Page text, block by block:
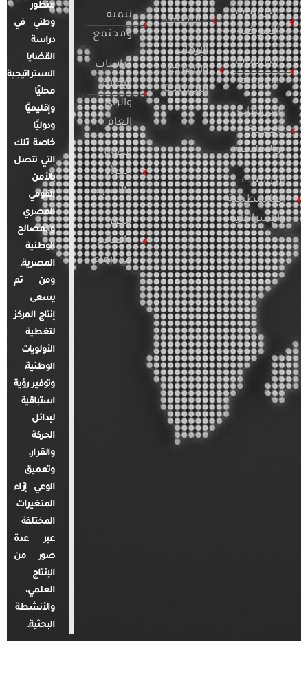
الدراسات
الأمريكية
الدراسات
الأوروبية
الدراسات
العربية
والإقليمية
الدراسات
الفلسطينية
والإسرائيلية
التطرف
الإرهاب
والصراعات
المسلحة
تنمية
ومجتمع
دراسات
الإعلام
والرأي
العام
قضايا
المرأة
والأسرة
مصر
والعالم
في أرقام
منظور
وطني في
دراسة
القضايا
الاستراتيجية
محليًا
وإقليميًا
ودوليًا
خاصة تلك
التي تتصل
بالأمن
القومي
المصري
والمصالح
الوطنية
المصرية.
ومن ثم
يسعى
إنتاج المركز
لتغطية
الأولويات
الوطنية،
وتوفير رؤية
استباقية
لبدائل
الحركة
والقرار.
وتعميق
الوعي إزاء
المتغيرات
المختلفة
عبر عدة
صور من
الإنتاج
العلمي،
والأنشطة
البحثية.